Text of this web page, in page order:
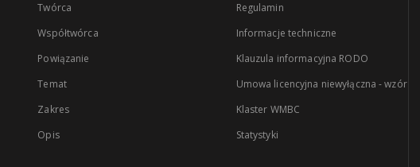
Twórca
Współtwórca
Powiązanie
Temat
Zakres
Opis
Regulamin
Informacje techniczne
Klauzula informacyjna RODO
Umowa licencyjna niewyłączna - wzór
Klaster WMBC
Statystyki